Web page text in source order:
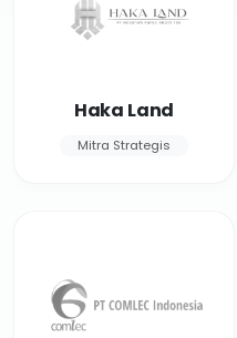
Haka Land
Mitra Strategis